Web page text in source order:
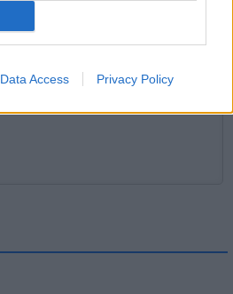
Data Access Privacy Policy